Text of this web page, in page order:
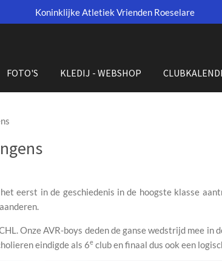
Koninklijke Atletiek Vrienden Roeselare
FOTO'S KLEDIJ - WEBSHOP
eerst in de geschiedenis in de hoogste klasse
Onze AVR-boys deden de ganse wedstrijd mee
eindigde als 6e club en finaal dus ook een